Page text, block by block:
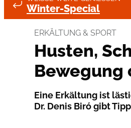
Winter-Special
ERKÄLTUNG & SPORT
Husten,
Bewegung
Eine Erkältung ist
Dr. Denis Biró gibt